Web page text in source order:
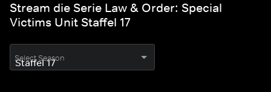
Stream die Serie Law & Order: Special
Victims Unit Staffel 17
Select Season